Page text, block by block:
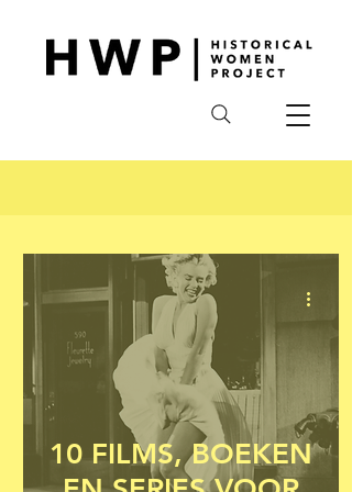
10 FILMS, BOEKEN